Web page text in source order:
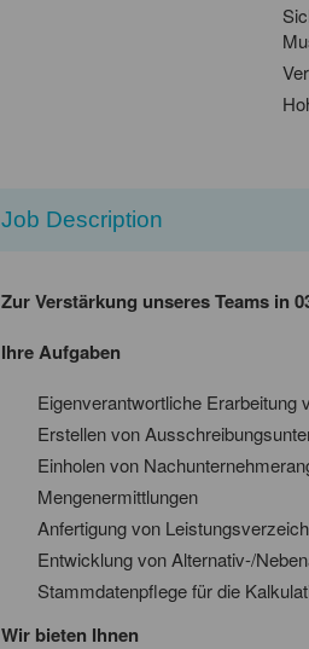
Job Description
Zur Verstärkung unseres Teams in
Ihre Aufgaben
Eigenverantwortliche
Erstellen von
Einholen von
Mengenermittlungen
Anfertigung von
Entwicklung von Alternativ-/
Stammdatenpflege für die
Wir bieten Ihnen